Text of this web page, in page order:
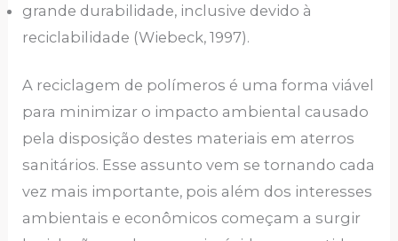
grande durabilidade, inclusive devido à
reciclabilidade (Wiebeck, 1997).
A reciclagem de polímeros é uma forma viável
para minimizar o impacto ambiental causado
pela disposição destes materiais em aterros
sanitários. Esse assunto vem se tornando cada
vez mais importante, pois além dos interesses
ambientais e econômicos começam a surgir